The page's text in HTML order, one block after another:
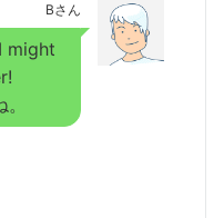
Bさん
might